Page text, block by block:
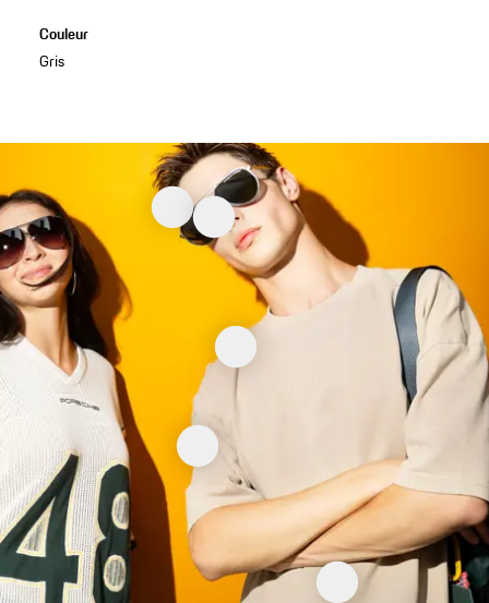
Couleur
Gris